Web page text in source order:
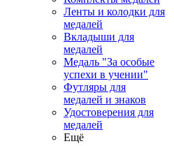
Ленты и колодки для
медалей
Вкладыши для
медалей
Медаль "За особые
успехи в учении"
Футляры для
медалей и знаков
Удостоверения для
медалей
Ещё